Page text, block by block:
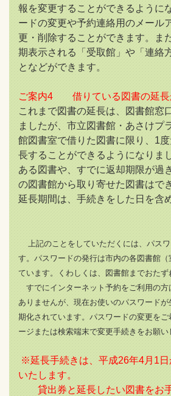
報を変更することができるように
ードの変更や予約連絡用のメール
更・削除することができます。ま
期表示される「受取館」や「連絡
となどができます。
ご案内4 借りている図書の延長
これまで図書の延長は、図書館窓
ましたが、市立図書館・あさけプ
館図書室で借りた図書に限り、1
長することができるようになりま
ある図書や、すでに返却期限が過
の図書館から取り寄せた図書はで
延長期間は、手続きをした日を含
上記のことをしていただくには、パス
す。パスワードの発行は市内の各図書館（
ています。くわしくは、図書館までおたず
すでにインターネット予約をご利用の方
ありませんが、現在お使いのパスワード
期化されています。パスワードの変更を
ージまたは検索端末で変更手続きをお願い
※延長手続きは、平成26年4月1
いたします。
貸出券と延長したい図書をお